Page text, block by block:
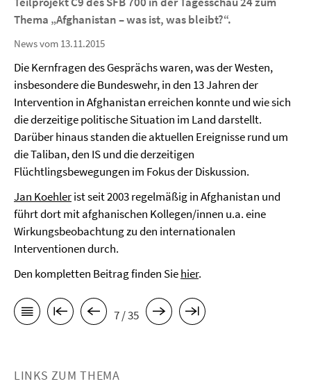
Thema „Afghanistan – was ist, was bleibt?“.
News vom 13.11.2015
Die Kernfragen des Gesprächs waren, was der Westen,
insbesondere die Bundeswehr, in den 13 Jahren der
Intervention in Afghanistan erreichen konnte und wie sich
die derzeitige politische Situation im Land darstellt.
Darüber hinaus standen die aktuellen Ereignisse rund um
die Taliban, den IS und die derzeitigen
Flüchtlingsbewegungen im Fokus der Diskussion.
Jan Koehlerist seit 2003 regelmäßig in Afghanistan und
führt dort mit afghanischen Kollegen/innen u.a. eine
Wirkungsbeobachtung zu den internationalen
Interventionen durch.
Den kompletten Beitrag finden Siehier.
7 / 35
LINKS ZUM THEMA